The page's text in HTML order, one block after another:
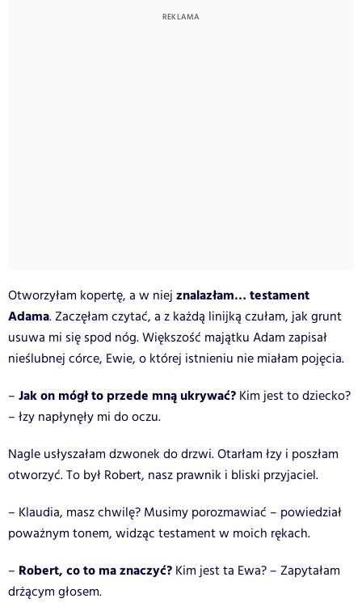
Otworzyłam kopertę, a w niej znalazłam… testament
Adama. Zaczęłam czytać, a z każdą linijką czułam, jak grunt
usuwa mi się spod nóg. Większość majątku Adam zapisał
nieślubnej córce, Ewie, o której istnieniu nie miałam pojęcia.
– Jak on mógł to przede mną ukrywać? Kim jest to dziecko?
– łzy napłynęły mi do oczu.
Nagle usłyszałam dzwonek do drzwi. Otarłam łzy i poszłam
otworzyć. To był Robert, nasz prawnik i bliski przyjaciel.
– Klaudia, masz chwilę? Musimy porozmawiać – powiedział
poważnym tonem, widząc testament w moich rękach.
– Robert, co to ma znaczyć? Kim jest ta Ewa? – Zapytałam
drżącym głosem.